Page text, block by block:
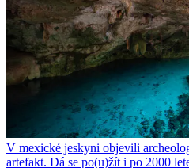
V mexické jeskyni objevili
artefakt. Dá se po(u)žít i po 2000